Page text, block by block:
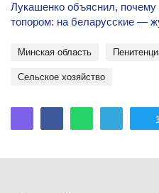
Лукашенко объяснил,
топором: на беларусские —
Минская область
сельское хозяйство